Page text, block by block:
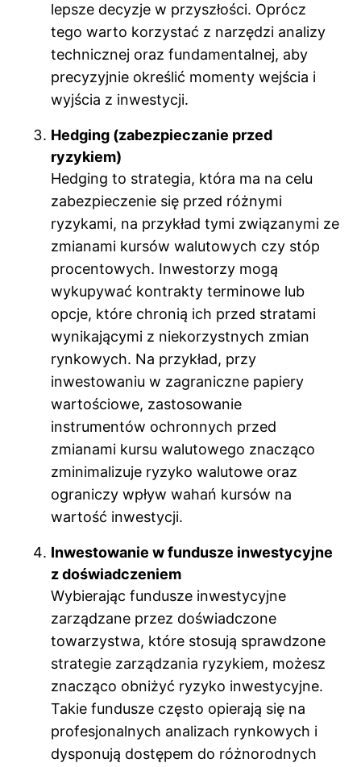
lepsze decyzje w przyszłości. Oprócz
tego warto korzystać z narzędzi analizy
technicznej oraz fundamentalnej, aby
precyzyjnie określić momenty wejścia i
wyjścia z inwestycji.
Hedging (zabezpieczanie przed
ryzykiem)
Hedging to strategia, która ma na celu
zabezpieczenie się przed różnymi
ryzykami, na przykład tymi związanymi ze
zmianami kursów walutowych czy stóp
procentowych. Inwestorzy mogą
wykupywać kontrakty terminowe lub
opcje, które chronią ich przed stratami
wynikającymi z niekorzystnych zmian
rynkowych. Na przykład, przy
inwestowaniu w zagraniczne papiery
wartościowe, zastosowanie
instrumentów ochronnych przed
zmianami kursu walutowego znacząco
zminimalizuje ryzyko walutowe oraz
ograniczy wpływ wahań kursów na
wartość inwestycji.
Inwestowanie w fundusze inwestycyjne
z doświadczeniem
Wybierając fundusze inwestycyjne
zarządzane przez doświadczone
towarzystwa, które stosują sprawdzone
strategie zarządzania ryzykiem, możesz
znacząco obniżyć ryzyko inwestycyjne.
Takie fundusze często opierają się na
profesjonalnych analizach rynkowych i
dysponują dostępem do różnorodnych